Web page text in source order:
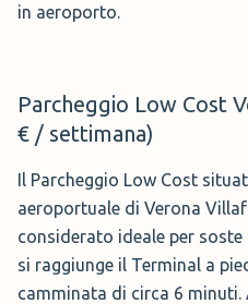
in aeroporto.
Parcheggio Low Cost
€ / settimana)
Il Parcheggio Low Cost
aeroportuale di Verona
considerato ideale per soste
si raggiunge il Terminal a
camminata di circa 6